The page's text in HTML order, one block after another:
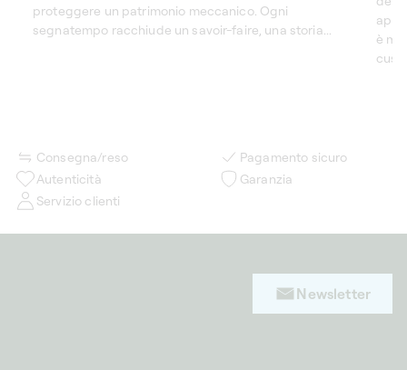
proteggere un patrimonio meccanico. Ogni
segnatempo racchiude un savoir-faire, una storia...
è
Consegna/reso
Pagamento sicuro
Autenticità
Garanzia
Servizio clienti
Newsletter